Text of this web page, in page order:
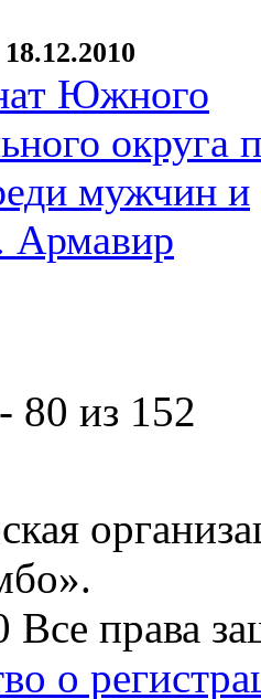
Южного
округа
мужчин и
80 из 152
Все права
о